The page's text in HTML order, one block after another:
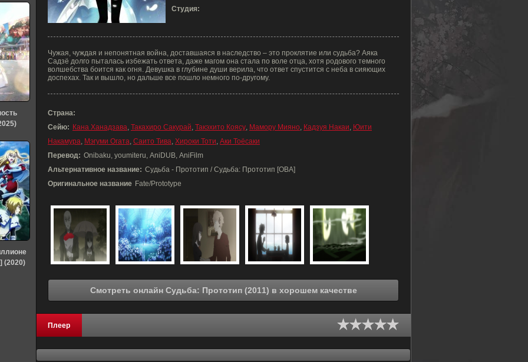
Студия:
Чужая, чуждая и непонятная война, доставшаяся в наследство – это проклятие или судьба? Аяка
Садзё долго пыталась избежать ответа, даже магом она стала по воле отца, хотя родового темного
волшебства боится как огня. Девушка в глубине души верила, что ответ спустится с неба в сияющих
доспехах. Так и вышло, но дальше все пошло немного по-другому.
Страна:
Сейю: Кана Ханадзава, Такахиро Сакурай, Такэхито Коясу, Мамору Мияно, Кадзуя Накаи, Юити
Накамура, Мэгуми Огата, Саито Тива, Хироки Тоти, Аки Тоёсаки
Перевод: Onibaku, youmiteru, AniDUB, AniFilm
Альтернативное название: Судьба - Прототип / Судьба: Прототип [ОВА]
Оригинальное название Fate/Prototype
Смотреть онлайн Судьба: Прототип (2011) в хорошем качестве
Плеер
(2020)